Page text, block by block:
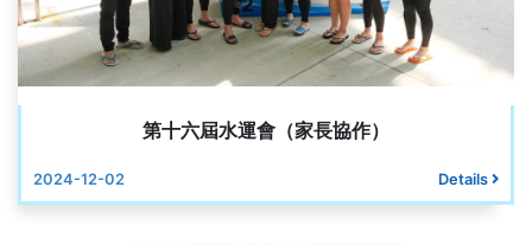
第十六屆水運會（家長協作）
2024-12-02 Details